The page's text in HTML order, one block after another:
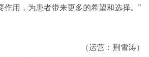
作用，为患者带来更多的希望和选择。”
（运营：荆雪涛）